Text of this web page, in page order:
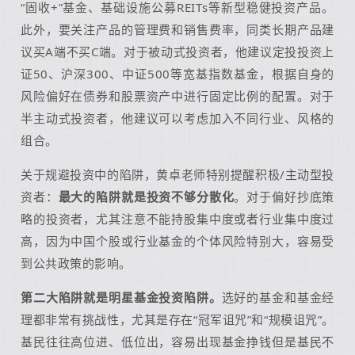
“固收+”基金、基础设施公募REITs等新型稳健投资产品。
此外，要关注产品的管理费和销售费率，同类长期产品建
议买A端不买C端。对于被动式投资者，他建议定投投资上
证50、沪深300、中证500等宽基指数基金，根据自身的
风险偏好在债券和股票资产中进行固定比例的配置。对于
半主动式投资者，他建议可以考虑加入不同行业、风格的
组合。
关于规避投资中的陷阱，黄卓老师特别提醒积极/主动型投
资者： 最大的陷阱就是投资不够分散化。对于偏好抄底策
略的投资者，尤其注意不能持股集中度或者行业集中度过
高，因为中国个股或行业基金的个体风险特别大，容易受
到公共政策的影响。
第二大陷阱就是明星基金投资陷阱。 选好的基金和基金经
理都非常有挑战性，尤其是存在“冠军诅咒”和“规模诅咒”。
基民往往高位进、低位出，容易出现基金挣钱但是基民不